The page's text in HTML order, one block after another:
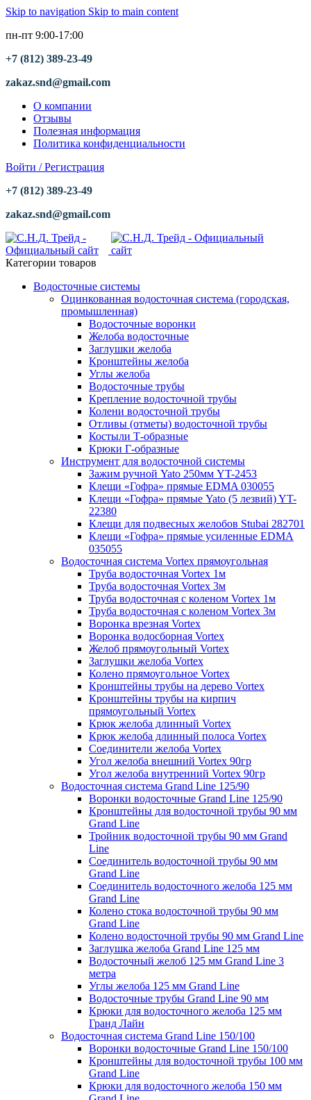
Skip to navigation Skip to main content
пн-пт 9:00-17:00
+7 (812) 389-23-49
zakaz.snd@gmail.com
О компании
Отзывы
Полезная информация
Политика конфиденциальности
Войти / Регистрация
+7 (812) 389-23-49
zakaz.snd@gmail.com
Категории товаров
Водосточные системы
Оцинкованная водосточная система (городская,
промышленная)
Водосточные воронки
Желоба водосточные
Заглушки желоба
Кронштейны желоба
Углы желоба
Водосточные трубы
Крепление водосточной трубы
Колени водосточной трубы
Отливы (отметы) водосточной трубы
Костыли Т-образные
Крюки Г-образные
Инструмент для водосточной системы
Зажим ручной Yato 250мм YT-2453
Клещи «Гофра» прямые EDMA 030055
Клещи «Гофра» прямые Yato (5 лезвий) YT-
22380
Клещи для подвесных желобов Stubai 282701
Клещи «Гофра» прямые усиленные EDMA
035055
Водосточная система Vortex прямоугольная
Труба водосточная Vortex 1м
Труба водосточная Vortex 3м
Труба водосточная с коленом Vortex 1м
Труба водосточная с коленом Vortex 3м
Воронка врезная Vortex
Воронка водосборная Vortex
Желоб прямоугольный Vortex
Заглушки желоба Vortex
Колено прямоугольное Vortex
Кронштейны трубы на дерево Vortex
Кронштейны трубы на кирпич
прямоугольный Vortex
Крюк желоба длинный Vortex
Крюк желоба длинный полоса Vortex
Соединители желоба Vortex
Угол желоба внешний Vortex 90гр
Угол желоба внутренний Vortex 90гр
Водосточная система Grand Line 125/90
Воронки водосточные Grand Line 125/90
Кронштейны для водосточной трубы 90 мм
Grand Line
Тройник водосточной трубы 90 мм Grand
Line
Соединитель водосточной трубы 90 мм
Grand Line
Соединитель водосточного желоба 125 мм
Grand Line
Колено стока водосточной трубы 90 мм
Grand Line
Колено водосточной трубы 90 мм Grand Line
Заглушка желоба Grand Line 125 мм
Водосточный желоб 125 мм Grand Line 3
метра
Углы желоба 125 мм Grand Line
Водосточные трубы Grand Line 90 мм
Крюки для водосточного желоба 125 мм
Гранд Лайн
Водосточная система Grand Line 150/100
Воронки водосточные Grand Line 150/100
Кронштейны для водосточной трубы 100 мм
Grand Line
Крюки для водосточного желоба 150 мм